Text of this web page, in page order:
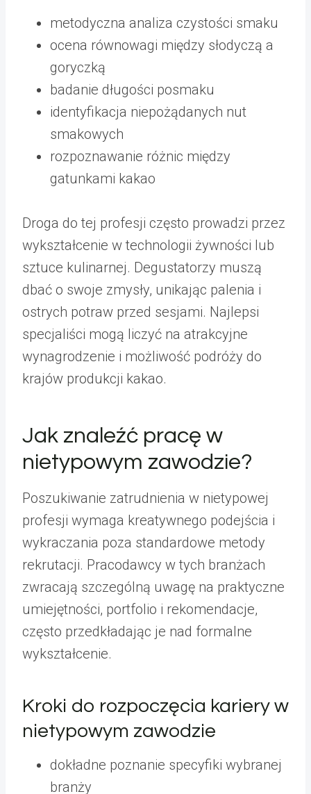
metodyczna analiza czystości smaku
ocena równowagi między słodyczą a
goryczką
badanie długości posmaku
identyfikacja niepożądanych nut
smakowych
rozpoznawanie różnic między
gatunkami kakao
Droga do tej profesji często prowadzi przez
wykształcenie w technologii żywności lub
sztuce kulinarnej. Degustatorzy muszą
dbać o swoje zmysły, unikając palenia i
ostrych potraw przed sesjami. Najlepsi
specjaliści mogą liczyć na atrakcyjne
wynagrodzenie i możliwość podróży do
krajów produkcji kakao.
Jak znaleźć pracę w
nietypowym zawodzie?
Poszukiwanie zatrudnienia w nietypowej
profesji wymaga kreatywnego podejścia i
wykraczania poza standardowe metody
rekrutacji. Pracodawcy w tych branżach
zwracają szczególną uwagę na praktyczne
umiejętności, portfolio i rekomendacje,
często przedkładając je nad formalne
wykształcenie.
Kroki do rozpoczęcia kariery w
nietypowym zawodzie
dokładne poznanie specyfiki wybranej
branży